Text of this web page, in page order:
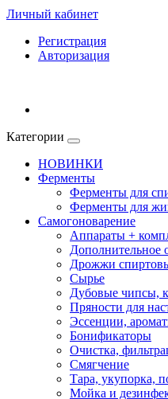
Личный кабинет
Регистрация
Авторизация
Категории
НОВИНКИ
Ферменты
Ферменты для
Ферменты для
Самогоноварение
Аппараты +
Дополнительное
Дрожжи
Сырье
Дубовые чипсы,
Пряности для
Эссенции,
Бонификаторы
Очистка,
Смягчение
Тара, укупорка,
Мойка и